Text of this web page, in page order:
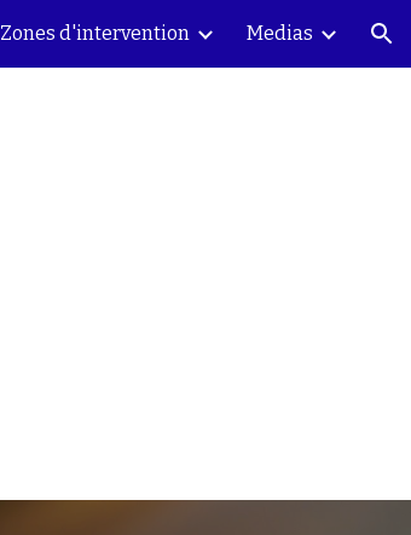
Zones d'intervention Medias